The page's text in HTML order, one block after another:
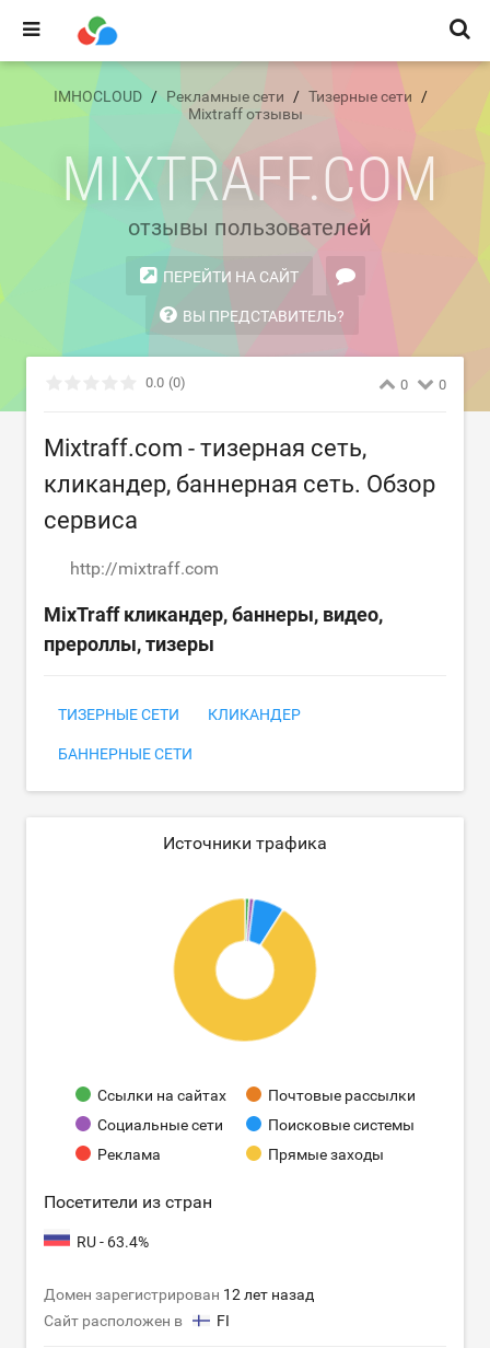
IMHOCLOUD Рекламные сети
Тизерные сети
Mixtraff отзывы
MIXTRAFF.COM
отзывы пользователей
ПЕРЕЙТИ НА САЙТ
ВЫ ПРЕДСТАВИТЕЛЬ?
0.0 (0) 0 0
Mixtraff.com - тизерная сеть,
кликандер, баннерная сеть. Обзор
сервиса
http://mixtraff.com
MixTraff кликандер, баннеры, видео,
прероллы, тизеры
ТИЗЕРНЫЕ СЕТИ КЛИКАНДЕР
БАННЕРНЫЕ СЕТИ
Источники трафика
Ссылки на сайтах
Почтовые рассылки
Социальные сети
Поисковые системы
Реклама
Прямые заходы
Посетители из стран
RU - 63.4%
Домен зарегистрирован 12 лет назад
Сайт расположен в
FI